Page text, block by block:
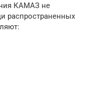
КАМАЗ не
распространенных